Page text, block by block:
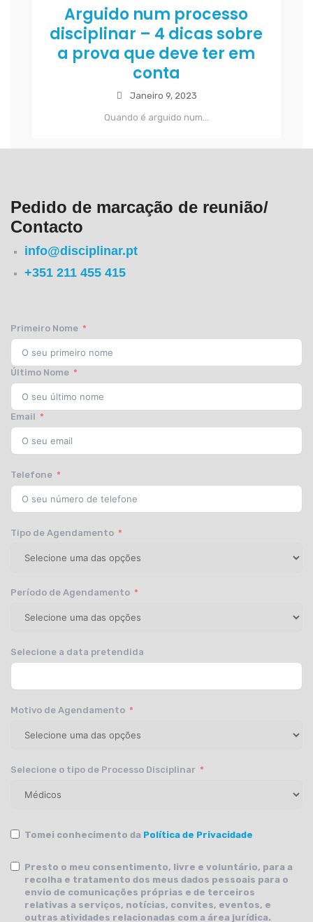
Arguido num processo
disciplinar – 4 dicas sobre
a prova que deve ter em
conta
Janeiro 9, 2023
Quando é arguido num...
Pedido de marcação de reunião/
Contacto
info@disciplinar.pt
+351 211 455 415
Primeiro Nome
Último Nome
Email
Telefone
Tipo de Agendamento
Período de Agendamento
Selecione a data pretendida
Motivo de Agendamento
Selecione o tipo de Processo Disciplinar
Tomei conhecimento da Política de Privacidade
Presto o meu consentimento, livre e voluntário, para a
recolha e tratamento dos meus dados pessoais para o
envio de comunicações próprias e de terceiros
relativas a serviços, notícias, convites, eventos, e
outras atividades relacionadas com a área jurídica.